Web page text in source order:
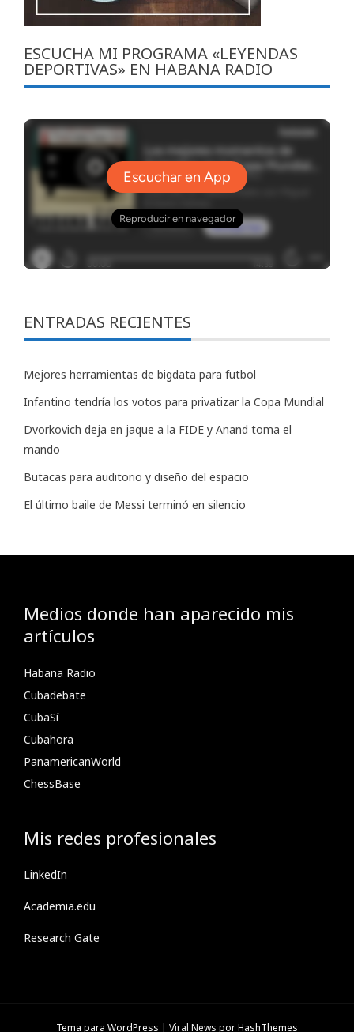
ESCUCHA MI PROGRAMA «LEYENDAS
DEPORTIVAS» EN HABANA RADIO
ENTRADAS RECIENTES
Mejores herramientas de bigdata para futbol
Infantino tendría los votos para privatizar la Copa Mundial
Dvorkovich deja en jaque a la FIDE y Anand toma el
mando
Butacas para auditorio y diseño del espacio
El último baile de Messi terminó en silencio
Medios donde han aparecido mis
artículos
Habana Radio
Cubadebate
CubaSí
Cubahora
PanamericanWorld
ChessBase
Mis redes profesionales
LinkedIn
Academia.edu
Research Gate
Tema para WordPress | Viral News por HashThemes